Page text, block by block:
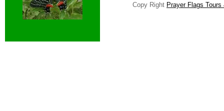
Copy Right Prayer Flags